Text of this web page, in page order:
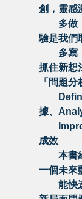
創，靈感
多做（
驗是我們
多寫（
抓住新想
「問題
Define
據、
成效
本書給
一個未來
能快速